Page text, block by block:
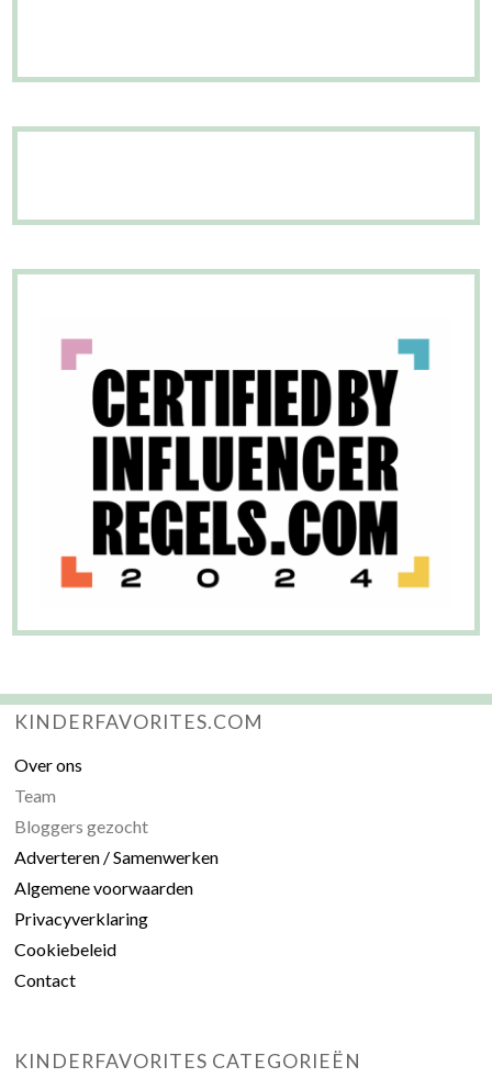
KINDERFAVORITES.COM
Over ons
Team
Bloggers gezocht
Adverteren / Samenwerken
Algemene voorwaarden
Privacyverklaring
Cookiebeleid
Contact
KINDERFAVORITES CATEGORIEËN